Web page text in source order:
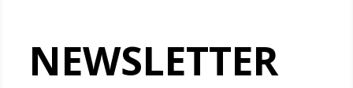
NEWSLETTER